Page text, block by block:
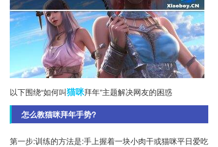
以下围绕“如何叫猫咪拜年”主题解决网友的困惑
怎么教猫咪拜年手势?
第一步:训练的方法是:手上握着一块小肉干或猫咪平日爱吃